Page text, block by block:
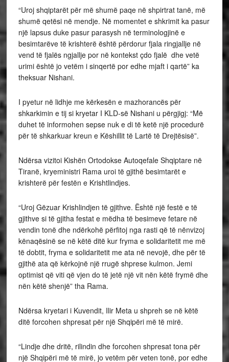
“Uroj shqiptarët për më shumë paqe në shpirtrat tanë, më
shumë qetësi në mendje. Në momentet e shkrimit ka pasur
një lapsus duke pasur parasysh në terminologjinë e
besimtarëve të krishterë është përdorur fjala ringjallje në
vend të fjalës ngjallje por në kontekst çdo fjalë dhe vetë
urimi është jo vetëm i sinqertë por edhe mjaft i qartë” ka
theksuar Nishani.
I pyetur në lidhje me kërkesën e mazhorancës për
shkarkimin e tij si kryetar I KLD-së Nishani u përgjigj: “Më
duhet të informohen sepse nuk e di të ketë një procedurë
për të shkarkuar kreun e Këshillit të Lartë të Drejtësisë”.
Ndërsa vizitoi Kishën Ortodokse Autoqefale Shqiptare në
Tiranë, kryeministri Rama uroi të gjithë besimtarët e
krishterë për festën e Krishtlindjes.
“Uroj Gëzuar Krishlindjen të gjithve. Është një festë e të
gjithve si të gjitha festat e mëdha të besimeve fetare në
vendin tonë dhe ndërkohë përfitoj nga rasti që të nënvizoj
kënaqësinë se në këtë ditë kur fryma e solidaritetit me më
të dobtit, fryma e solidaritetit me ata në nevojë, dhe për të
gjithë ata që kërkojnë një rrugë shprese kulmon. Jemi
optimist që viti që vjen do të jetë një vit nën këtë frymë dhe
nën këtë shenjë” tha Rama.
Ndërsa kryetari i Kuvendit, Ilir Meta u shpreh se në këtë
ditë forcohen shpresat për një Shqipëri më të mirë.
“Lindje dhe dritë, rilindin dhe forcohen shpresat tona për
një Shqipëri më të mirë, jo vetëm për veten tonë, por edhe